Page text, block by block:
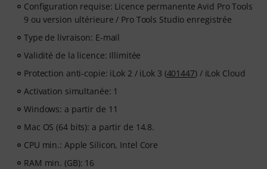
Configuration requise: Licence permanente Avid Pro Tools
9 ou version ultérieure / Pro Tools Studio enregistrée
Type de livraison: E-mail
Validité de la licence: Illimitée
Protection anti-copie: iLok 2 / iLok 3 (401447) / iLok Cloud
Activation simultanée: 1
Windows: a partir de 11
Mac OS (64 bits): a partir de 14.8.
CPU min.: Apple Silicon, Intel Core
RAM min. (GB): 16